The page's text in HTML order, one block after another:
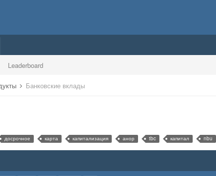
Leaderboard
Банковские вклады
досрочное карта капитализация анор tbc капитал nbu